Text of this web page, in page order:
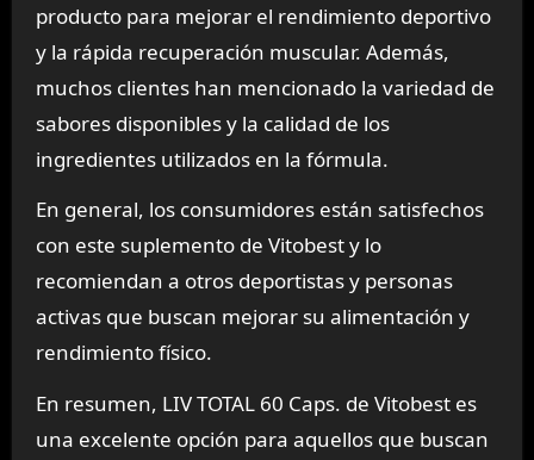
producto para mejorar el rendimiento deportivo
y la rápida recuperación muscular. Además,
muchos clientes han mencionado la variedad de
sabores disponibles y la calidad de los
ingredientes utilizados en la fórmula.
En general, los consumidores están satisfechos
con este suplemento de Vitobest y lo
recomiendan a otros deportistas y personas
activas que buscan mejorar su alimentación y
rendimiento físico.
En resumen, LIV TOTAL 60 Caps. de Vitobest es
una excelente opción para aquellos que buscan